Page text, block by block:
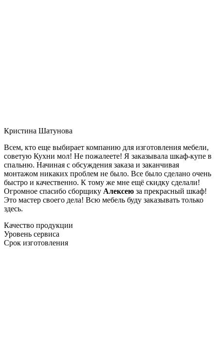
Кристина Шатунова
Всем, кто еще выбирает компанию для изготовления мебели,
советую Кухни мол! Не пожалеете! Я заказывала шкаф-купе в
спальню. Начиная с обсуждения заказа и заканчивая
монтажом никаких проблем не было. Все было сделано очень
быстро и качественно. К тому же мне ещё скидку сделали!
Огромное спасибо сборщику Алексею за прекрасный шкаф!
Это мастер своего дела! Всю мебель буду заказывать только
здесь.
Качество продукции
Уровень сервиса
Срок изготовления